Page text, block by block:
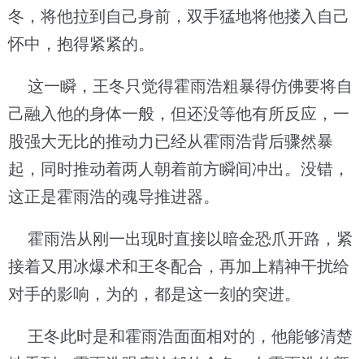
冬，将他拉到自己身前，双手猛地将他搂入自己
怀中，抱得紧紧的。
这一瞬，王冬只觉得霍雨浩粗暴得仿佛要将自
己融入他的身体一般，但还没等他有所反应，一
股强大无比的推动力已经从霍雨浩背后骤然暴
起，同时推动着两人朝着前方瞬间冲出。没错，
这正是霍雨浩的魂导推进器。
霍雨浩从刚一出现时直接以暗金恐爪开路，紧
接着又用冰爆术和王冬配合，再加上精神干扰给
对手的影响，为的，都是这一刻的突进。
王冬此时是和霍雨浩面面相对的，他能够清楚